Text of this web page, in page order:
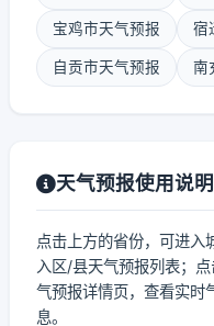
宝鸡市天气预报 宿
自贡市天气预报 南
天气预报使用说明
点击上方的省份，可进入
入区/县天气预报列表；
气预报详情页，查看实时
息。